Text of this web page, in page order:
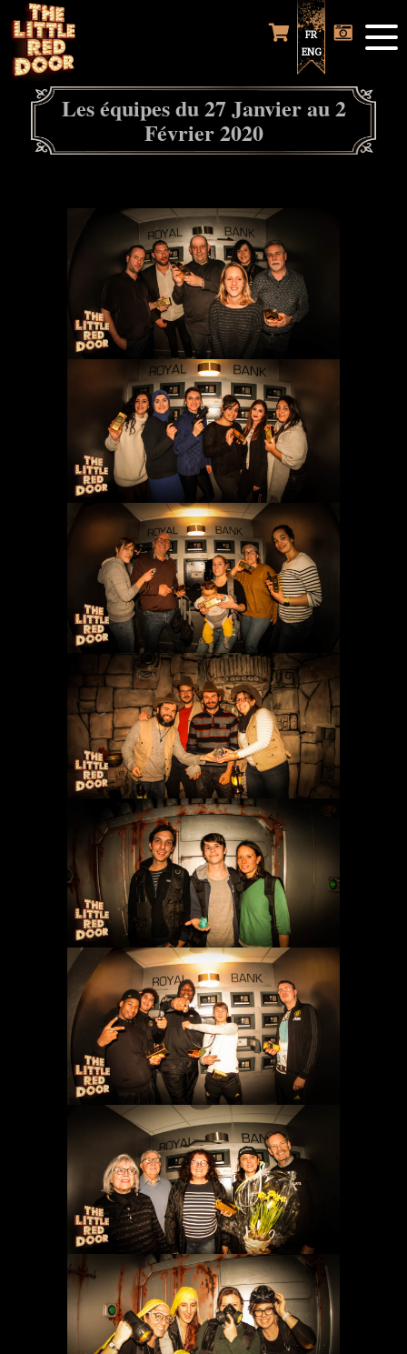
FR
ENG
Les équipes du 27 Janvier au 2
Février 2020